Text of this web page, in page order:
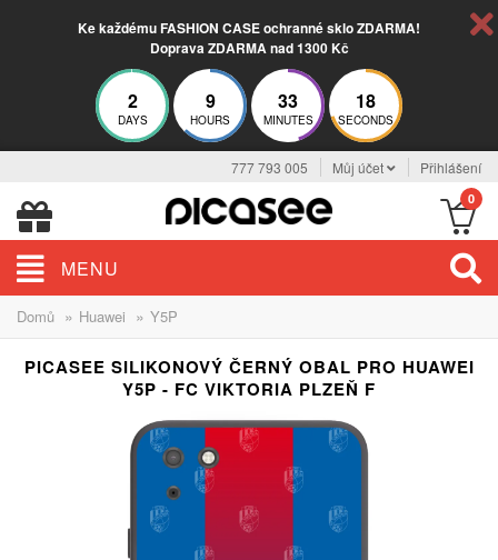
Ke každému FASHION CASE ochranné sklo ZDARMA!
Doprava ZDARMA nad 1300 Kč
2
DAYS
9
HOURS
33
MINUTES
17
SECONDS
777 793 005 Můj účet Přihlášení
0
MENU
Domů » Huawei » Y5P
PICASEE SILIKONOVÝ ČERNÝ OBAL PRO HUAWEI
Y5P - FC VIKTORIA PLZEŇ F